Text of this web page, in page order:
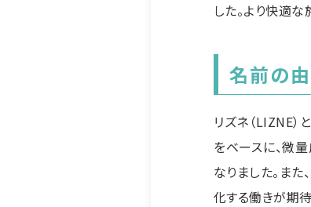
した。より快適
名前の
リズネ（LIZNE
をベースに、微
なりました。ま
化する働きが期